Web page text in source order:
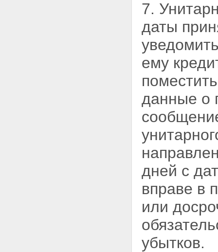
7.
даты
ему
данные о
дней с
вправе в
или
убытков.